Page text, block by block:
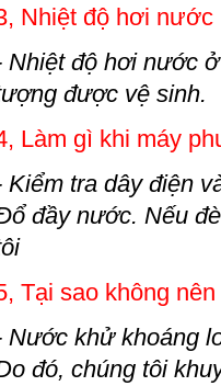
Nhiệt độ hơi nước
Nhiệt độ hơi nước
được vệ sinh.
Làm gì khi máy
Kiểm tra dây điện
đầy nước. Nếu
Tại sao không
Nước khử khoáng
đó, chúng tôi